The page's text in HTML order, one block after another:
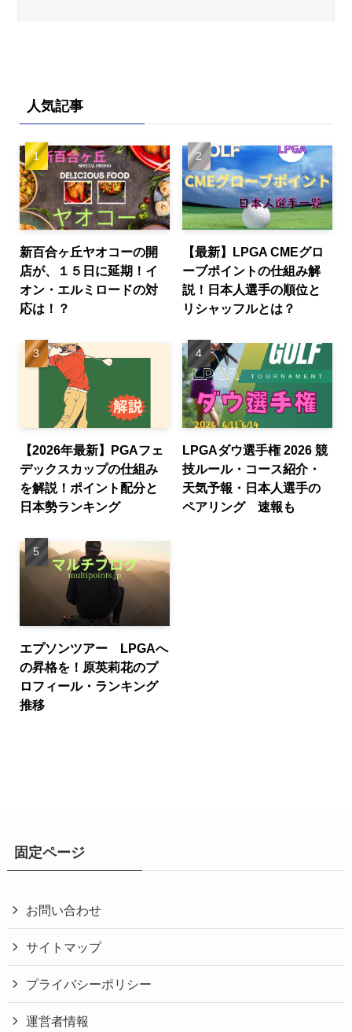
人気記事
新百合ヶ丘ヤオコーの開
店が、１５日に延期！イ
オン・エルミロードの対
応は！？
【最新】LPGA CMEグロ
ーブポイントの仕組み解
説！日本人選手の順位と
リシャッフルとは？
【2026年最新】PGAフェ
デックスカップの仕組み
を解説！ポイント配分と
日本勢ランキング
LPGAダウ選手権 2026 競
技ルール・コース紹介・
天気予報・日本人選手の
ペアリング 速報も
エプソンツアー LPGAへ
の昇格を！原英莉花のプ
ロフィール・ランキング
推移
固定ページ
お問い合わせ
サイトマップ
プライバシーポリシー
運営者情報